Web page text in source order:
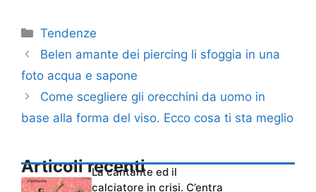
Categorie
Tendenze
Belen amante dei piercing li sfoggia in una
foto acqua e sapone
Come scegliere gli orecchini da uomo in
base alla forma del viso. Ecco cosa ti sta meglio
Articoli recenti
La cantante ed il
calciatore in crisi. C’entra